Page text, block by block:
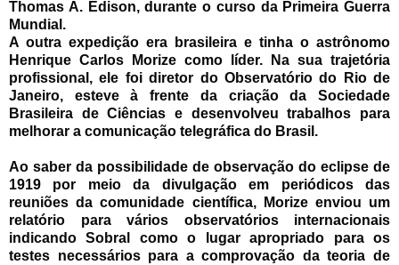
Thomas A. Edison, durante o curso da Primeira Guerra
Mundial.
A outra expedição era brasileira e tinha o astrônomo
Henrique Carlos Morize como líder. Na sua trajetória
profissional, ele foi diretor do Observatório do Rio de
Janeiro, esteve à frente da criação da Sociedade
Brasileira de Ciências e desenvolveu trabalhos para
melhorar a comunicação telegráfica do Brasil.
Ao saber da possibilidade de observação do eclipse de
1919 por meio da divulgação em periódicos das
reuniões da comunidade científica, Morize enviou um
relatório para vários observatórios internacionais
indicando Sobral como o lugar apropriado para os
testes necessários para a comprovação da teoria de